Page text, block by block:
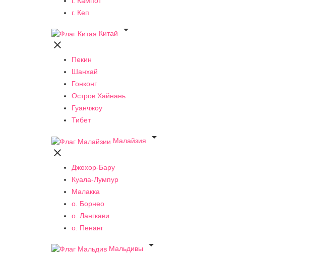
г. Кеп
Китай


Пекин
Шанхай
Гонконг
Остров Хайнань
Гуанчжоу
Тибет
Малайзия


Джохор-Бару
Куала-Лумпур
Малакка
о. Борнео
о. Лангкави
о. Пенанг
Мальдивы
